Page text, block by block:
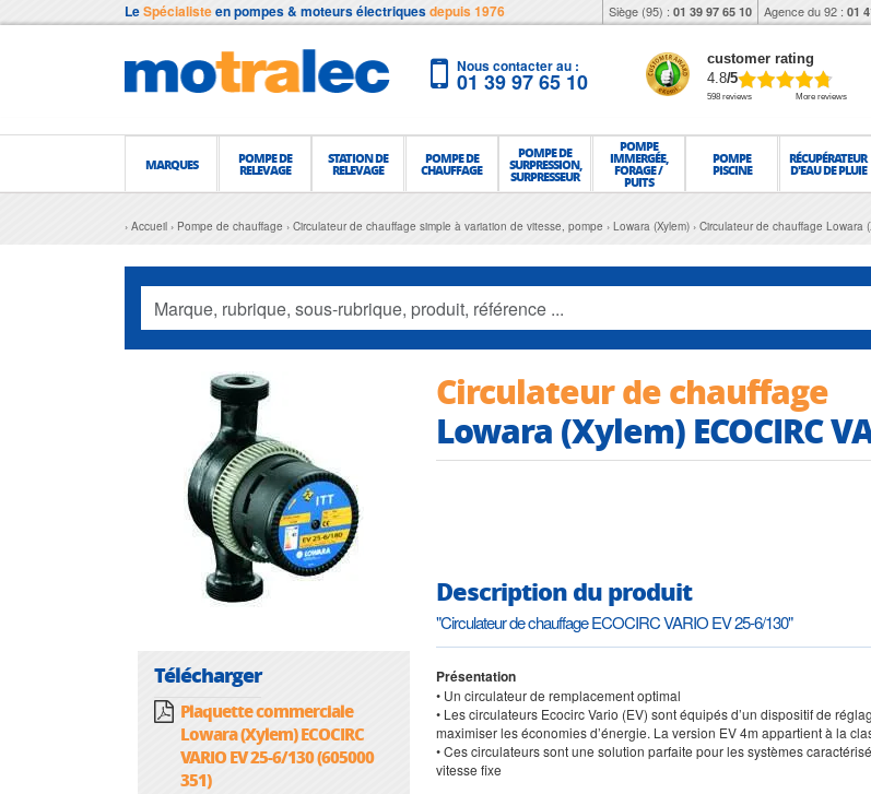
LeSpécialisteen pompes & moteurs électriquesdepuis 1976 Siège (95) : 01 39 97 65 10 Agence du 92 : 01
Nous contacter au :
01 39 97 65 10
customer rating
4.8/5
598 reviews More reviews
MARQUES POMPE DE
RELEVAGE
STATION DE
RELEVAGE
POMPE DE
CHAUFFAGE
POMPE DE
SURPRESSION,
SURPRESSEUR
POMPE
IMMERGÉE,
FORAGE /
PUITS
POMPE
PISCINE
RÉCUPÉRATEUR
D'EAU DE PLUIE
Accueil Pompe de chauffage Circulateur de chauffage simple à variation de vitesse, pompe Lowara (Xylem) Circulateur de chauffage Lowara
Télécharger
Plaquette commerciale
Lowara (Xylem) ECOCIRC
VARIO EV 25-6/130 (605000
351)
Circulateur de chauffage
Lowara (Xylem) ECOCIRC
Description du produit
"Circulateur de chauffage ECOCIRC VARIO EV 25-6/130"
Présentation
• Un circulateur de remplacement optimal
• Les circulateurs Ecocirc Vario (EV) sont équipés d’un dispositif de
maximiser les économies d’énergie. La version EV 4m appartient à la
• Ces circulateurs sont une solution parfaite pour les systèmes
vitesse fixe